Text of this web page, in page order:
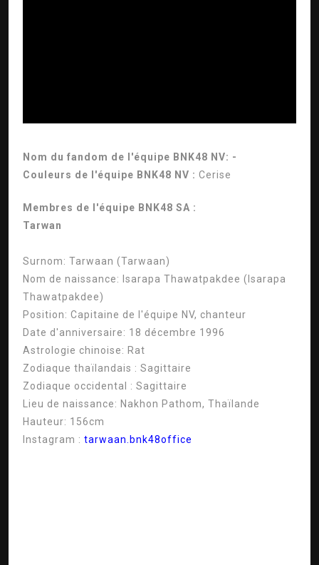
Nom du fandom de l'équipe BNK48 NV: -
Couleurs de l'équipe BNK48 NV : Cerise
Membres de l'équipe BNK48 SA :
Tarwan
Surnom: Tarwaan (Tarwaan)
Nom de naissance:
Isarapa Thawatpakdee (Isarapa
Thawatpakdee)
Position: Capitaine de l'équipe NV, chanteur
Date d'anniversaire: 18 décembre 1996
Astrologie chinoise: Rat
Zodiaque thaïlandais : Sagittaire
Zodiaque occidental : Sagittaire
Lieu de naissance: Nakhon Pathom, Thaïlande
Hauteur: 156cm
Instagram : tarwaan.bnk48office